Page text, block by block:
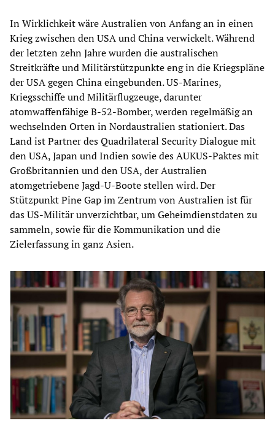
In Wirklichkeit wäre Australien von Anfang an in einen
Krieg zwischen den USA und China verwickelt. Während
der letzten zehn Jahre wurden die australischen
Streitkräfte und Militärstützpunkte eng in die Kriegspläne
der USA gegen China eingebunden. US-Marines,
Kriegsschiffe und Militärflugzeuge, darunter
atomwaffenfähige B-52-Bomber, werden regelmäßig an
wechselnden Orten in Nordaustralien stationiert. Das
Land ist Partner des Quadrilateral Security Dialogue mit
den USA, Japan und Indien sowie des AUKUS-Paktes mit
Großbritannien und den USA, der Australien
atomgetriebene Jagd-U-Boote stellen wird. Der
Stützpunkt Pine Gap im Zentrum von Australien ist für
das US-Militär unverzichtbar, um Geheimdienstdaten zu
sammeln, sowie für die Kommunikation und die
Zielerfassung in ganz Asien.